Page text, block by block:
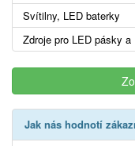
Svítilny, LED baterky
Zdroje pro LED pásky
Jak nás hodnotí